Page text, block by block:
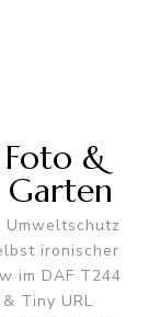
&
Garten
Umweltschutz
ironischer
im DAF T244
Tiny URL